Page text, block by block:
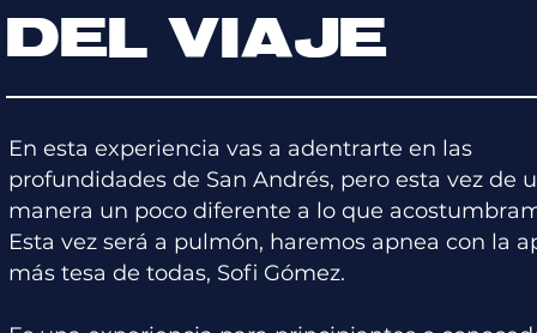
DEL VIAJE
En esta experiencia vas a adentrarte en las
profundidades de San Andrés, pero esta vez de
manera un poco diferente a lo que
Esta vez será a pulmón, haremos apnea con la
más tesa de todas, Sofi Gómez.